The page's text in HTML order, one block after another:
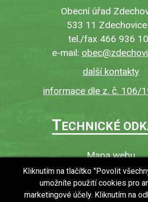
Obecní úřad
533 11
tel./fax 466 936
e-mail:
další kontakty
informace dle z. č. 106/
TECHNICKÉ
Mapa webu
O webu
Povinně zveřejňované
Kliknutím na tlačítko "Povolit
umožníte použití cookies pro
marketingové účely. Kliknutím na